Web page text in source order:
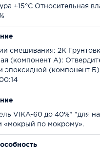
+15°С Относительная
смешивания: 2К
(компонент А):
эпоксидной (компонент
VIKA-60 до 40%* *для
«мокрый по мокрому».